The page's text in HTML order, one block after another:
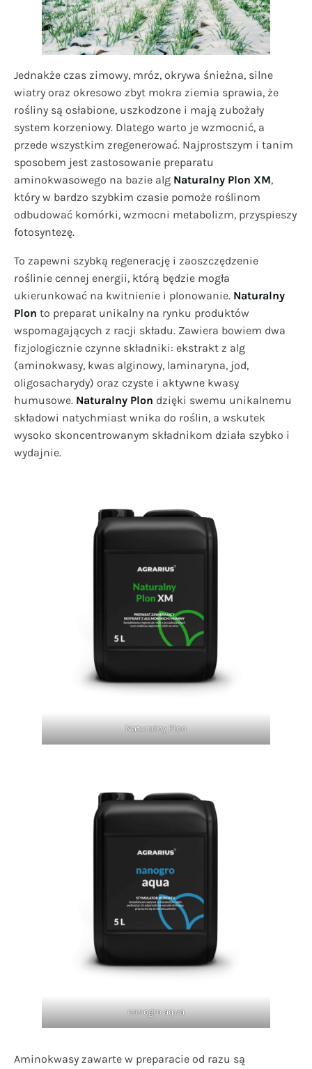
Jednakże czas zimowy, mróz, okrywa śnieżna, silne
wiatry oraz okresowo zbyt mokra ziemia sprawia, że
rośliny są osłabione, uszkodzone i mają zubożały
system korzeniowy. Dlatego warto je wzmocnić, a
przede wszystkim zregenerować. Najprostszym i tanim
sposobem jest zastosowanie preparatu
aminokwasowego na bazie alg Naturalny Plon XM,
który w bardzo szybkim czasie pomoże roślinom
odbudować komórki, wzmocni metabolizm, przyspieszy
fotosyntezę.
To zapewni szybką regenerację i zaoszczędzenie
roślinie cennej energii, którą będzie mogła
ukierunkować na kwitnienie i plonowanie. Naturalny
Plon to preparat unikalny na rynku produktów
wspomagających z racji składu. Zawiera bowiem dwa
fizjologicznie czynne składniki: ekstrakt z alg
(aminokwasy, kwas alginowy, laminaryna, jod,
oligosacharydy) oraz czyste i aktywne kwasy
humusowe. Naturalny Plon dzięki swemu unikalnemu
składowi natychmiast wnika do roślin, a wskutek
wysoko skoncentrowanym składnikom działa szybko i
wydajnie.
Naturalny Plon
nanogro aqua
Aminokwasy zawarte w preparacie od razu są